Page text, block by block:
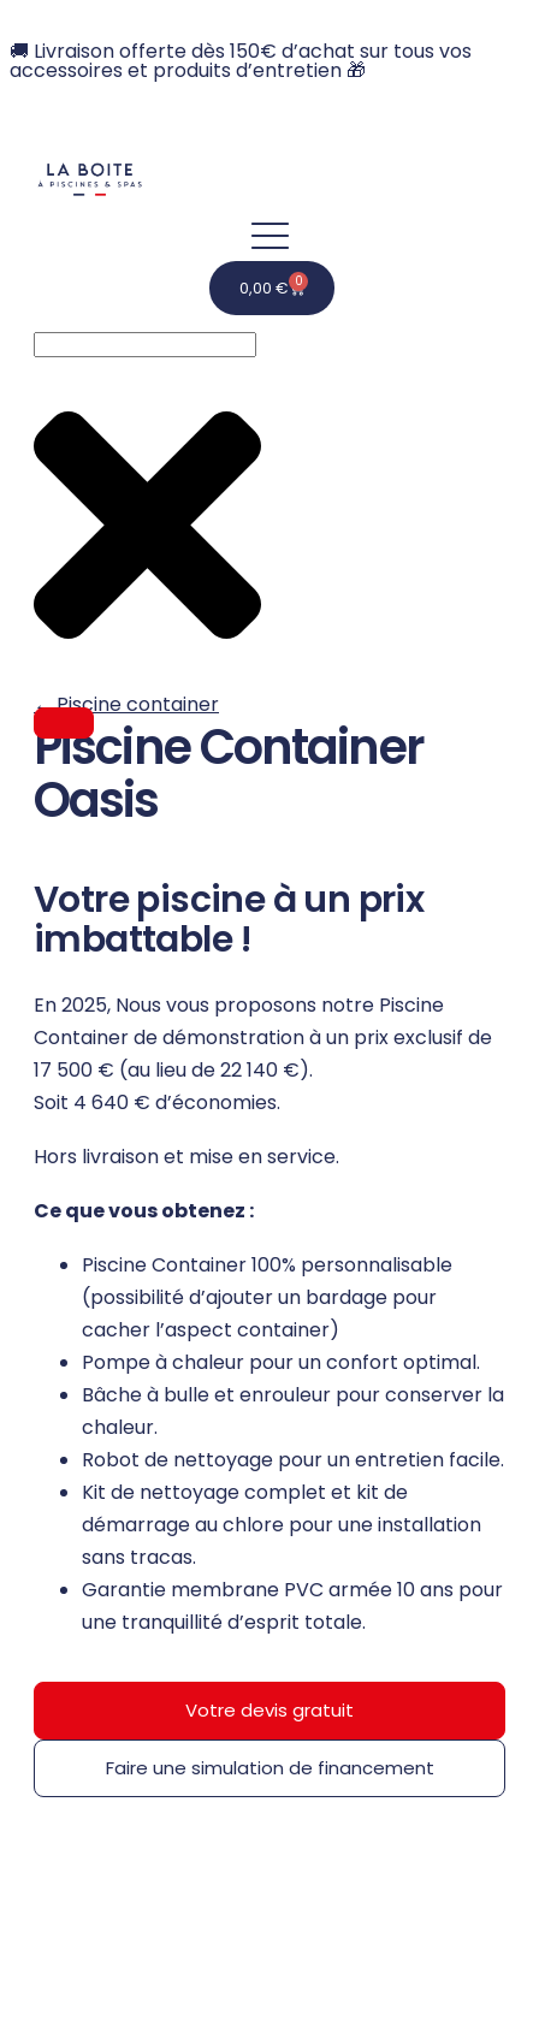
🚚 Livraison offerte dès 150€ d’achat sur tous vos
accessoires et produits d’entretien 🎁
0,00 € 0
←Piscine container
Piscine Container
Oasis
Votre piscine à un prix
imbattable !
En 2025, Nous vous proposons notre Piscine
Container de démonstration à un prix exclusif de
17 500 € (au lieu de 22 140 €).
Soit 4 640 € d’économies.
Hors livraison et mise en service.
Ce que vous obtenez :
Piscine Container 100% personnalisable
(possibilité d’ajouter un bardage pour
cacher l’aspect container)
Pompe à chaleur pour un confort optimal.
Bâche à bulle et enrouleur pour conserver la
chaleur.
Robot de nettoyage pour un entretien facile.
Kit de nettoyage complet et kit de
démarrage au chlore pour une installation
sans tracas.
Garantie membrane PVC armée 10 ans pour
une tranquillité d’esprit totale.
Votre devis gratuit
Faire une simulation de financement